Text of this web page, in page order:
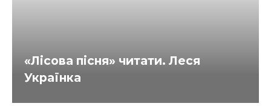
«Лісова пісня» читати. Леся
Українка